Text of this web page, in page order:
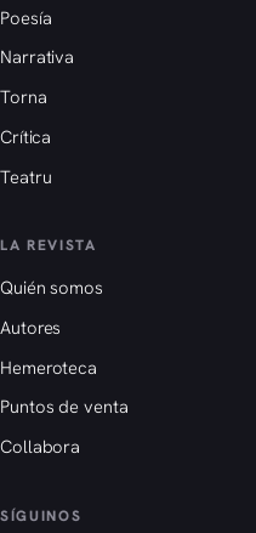
Poesía
Narrativa
Torna
Crítica
Teatru
LA REVISTA
Quién somos
Autores
Hemeroteca
Puntos de venta
Collabora
SÍGUINOS